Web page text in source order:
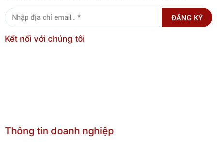
ĐĂNG KÝ
Kết nối với chúng tôi
Thông tin doanh nghiệp